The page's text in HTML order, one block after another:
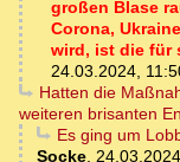
großen Blase
Corona,
wird, ist die für
24.03.2024,
Hatten die
weiteren brisanten
Es ging um
Socke,